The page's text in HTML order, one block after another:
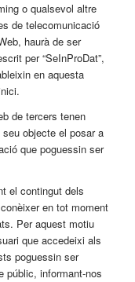
o qualsevol altre
de telecomunicació
haurà de ser
per “SeInProDat”,
en aquesta
de tercers tenen
objecte el posar a
que poguessin ser
el contingut dels
en tot moment
Per aquest motiu
que accedeixi als
poguessin ser
públic, informant-nos